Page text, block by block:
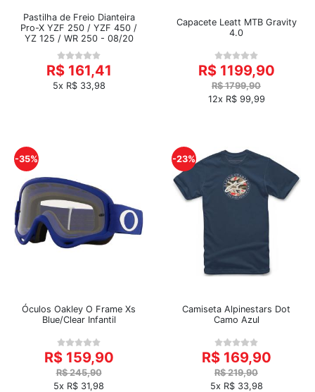
Pastilha de Freio Dianteira
Pro-X YZF 250 / YZF 450 /
YZ 125 / WR 250 - 08/20
R$ 161,41
5x R$ 33,98
Capacete Leatt MTB Gravity
4.0
R$ 1199,90
R$ 1799,90
12x R$ 99,99
-35%
Óculos Oakley O Frame Xs
Blue/Clear Infantil
R$ 159,90
R$ 245,90
5x R$ 31,98
-23%
Camiseta Alpinestars Dot
Camo Azul
R$ 169,90
R$ 219,90
5x R$ 33,98